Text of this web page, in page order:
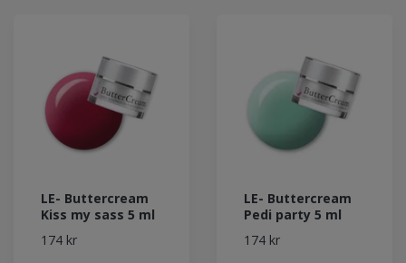
LE- Buttercream
Kiss my sass 5 ml
174 kr
LE- Buttercream
Pedi party 5 ml
174 kr